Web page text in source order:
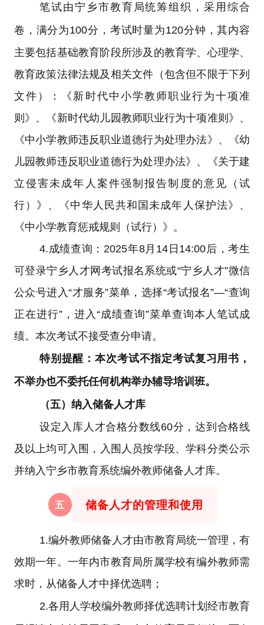
笔试由宁乡市教育局统筹组织，采用综合
卷， 满分为100分，考试时量为120分钟，其内容
主要包括基础教育阶段所涉及的教育学、心理学、
教育政策法律法规及相关文件（包含但不限于下列
文件）：《新时代中小学教师职业行为十项准
则》、《新时代幼儿园教师职业行为十项准则》、
《中小学教师违反职业道德行为处理办法》、《幼
儿园教师违反职业道德行为处理办法》、《关于建
立侵害未成年人案件强制报告制度的意见（试
行）》、《中华人民共和国未成年人保护法》、
《中小学教育惩戒规则（试行）》。
4.成绩查询： 2025年8月14日14:00后，考生
可登录宁乡人才网考试报名系统或“宁乡人才”微信
公众号进入“才服务”菜单，选择“考试报名”—“查询
正在进行”，进入“成绩查询”菜单查询本人笔试成
绩。本次考试不接受查分申请。
特别提醒：本次考试不指定考试复习用书，
不举办也不委托任何机构举办辅导培训班。
（五）纳入储备人才库
设定入库人才合格分数线60分，达到合格线
及以上均可入围， 入围人员按学段、学科分类公示
并纳入宁乡市教育系统编外教师储备人才库。
五 储备人才的管理和使用
1.编外教师储备人才由市教育局统一管理，有
效期一年。一年内市教育局所属学校有编外教师需
求时，从储备人才中择优选聘；
2.各用人学校编外教师择优选聘计划经市教育